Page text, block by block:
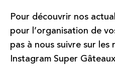
Pour découvrir nos
pour l’organisation de
pas à nous suivre sur les
Instagram Super Gâteaux